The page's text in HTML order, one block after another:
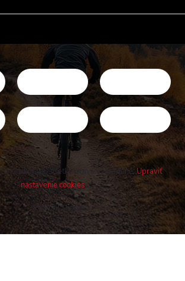
Vytvoril Shoptet
Cykloshop.sk. Všetky práva vyhradené.Upraviť
nastavenie cookies